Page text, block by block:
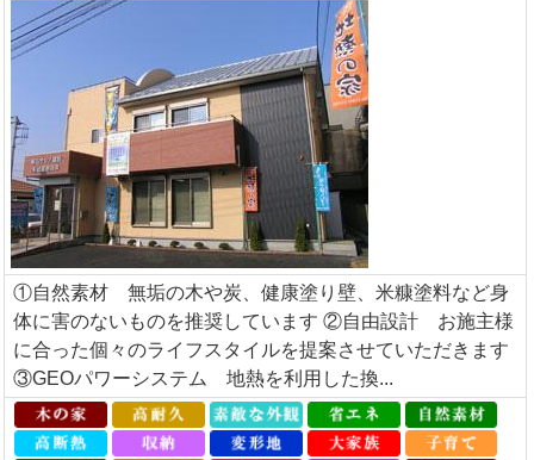
①自然素材 無垢の木や炭、健康塗り壁、米糠塗料など身
体に害のないものを推奨しています ②自由設計 お施主様
に合った個々のライフスタイルを提案させていただきます
③GEOパワーシステム 地熱を利用した換...